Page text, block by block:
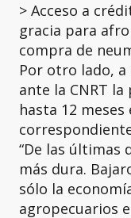
> Acceso a
gracia para
compra de
Por otro lado,
ante la CNRT
hasta 12
“De las últimas
más dura.
sólo la
agropecuarios